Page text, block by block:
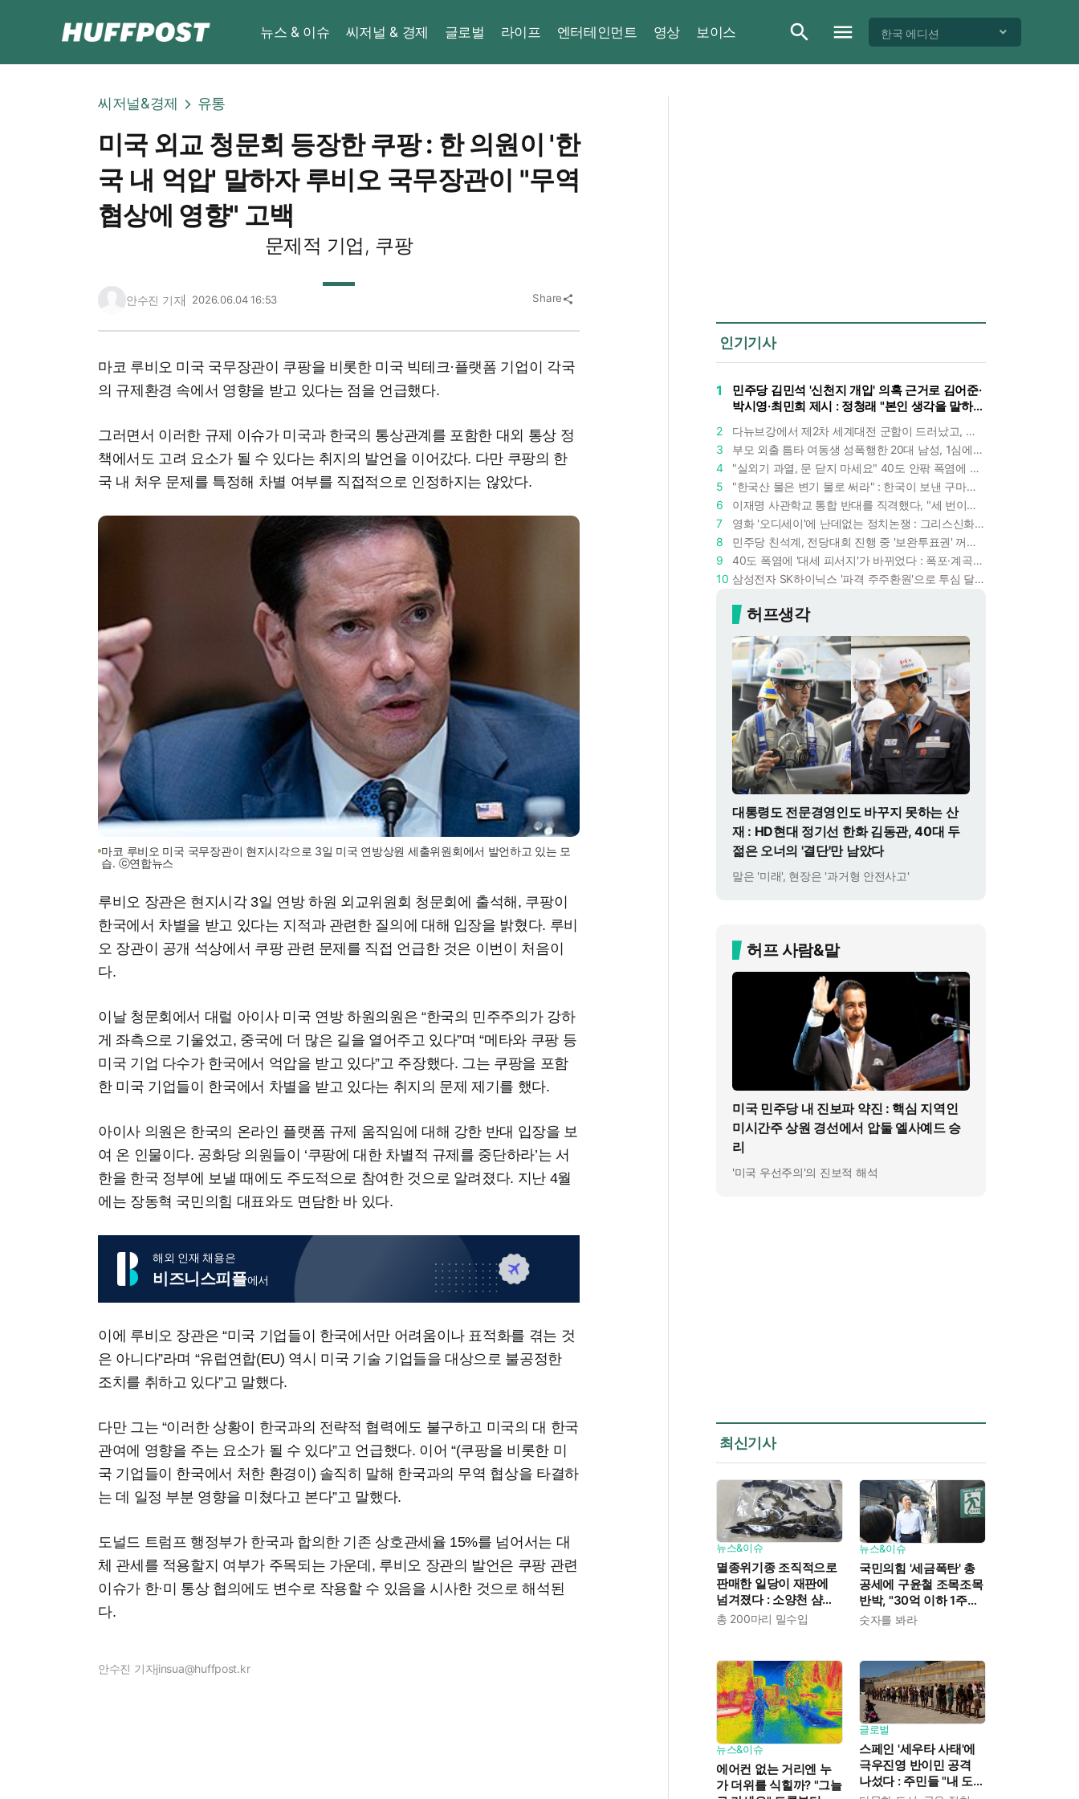
뉴스 & 이슈 씨저널 & 경제 글로벌 라이프 엔터테인먼트 영상 보이스 한국 에디션
씨저널&경제 유통
미국 외교 청문회 등장한 쿠팡 : 한 의원이 '한
국 내 억압' 말하자 루비오 국무장관이 "무역
협상에 영향" 고백
문제적 기업, 쿠팡
안수진 기자 2026.06.04 16:53 Share share
마코 루비오 미국 국무장관이 쿠팡을 비롯한 미국 빅테크·플랫폼 기업이 각국
의 규제환경 속에서 영향을 받고 있다는 점을 언급했다.
그러면서 이러한 규제 이슈가 미국과 한국의 통상관계를 포함한 대외 통상 정
책에서도 고려 요소가 될 수 있다는 취지의 발언을 이어갔다. 다만 쿠팡의 한
국 내 처우 문제를 특정해 차별 여부를 직접적으로 인정하지는 않았다.
마코 루비오 미국 국무장관이 현지시각으로 3일 미국 연방상원 세출위원회에서 발언하고 있는 모
습. ⓒ연합뉴스
루비오 장관은 현지시각 3일 연방 하원 외교위원회 청문회에 출석해, 쿠팡이
한국에서 차별을 받고 있다는 지적과 관련한 질의에 대해 입장을 밝혔다. 루비
오 장관이 공개 석상에서 쿠팡 관련 문제를 직접 언급한 것은 이번이 처음이
다.
이날 청문회에서 대럴 아이사 미국 연방 하원의원은 “한국의 민주주의가 강하
게 좌측으로 기울었고, 중국에 더 많은 길을 열어주고 있다”며 “메타와 쿠팡 등
미국 기업 다수가 한국에서 억압을 받고 있다”고 주장했다. 그는 쿠팡을 포함
한 미국 기업들이 한국에서 차별을 받고 있다는 취지의 문제 제기를 했다.
아이사 의원은 한국의 온라인 플랫폼 규제 움직임에 대해 강한 반대 입장을 보
여 온 인물이다. 공화당 의원들이 ‘쿠팡에 대한 차별적 규제를 중단하라’는 서
한을 한국 정부에 보낼 때에도 주도적으로 참여한 것으로 알려졌다. 지난 4월
에는 장동혁 국민의힘 대표와도 면담한 바 있다.
해외 인재 채용은
비즈니스피플에서
이에 루비오 장관은 “미국 기업들이 한국에서만 어려움이나 표적화를 겪는 것
은 아니다”라며 “유럽연합(EU) 역시 미국 기술 기업들을 대상으로 불공정한
조치를 취하고 있다”고 말했다.
다만 그는 “이러한 상황이 한국과의 전략적 협력에도 불구하고 미국의 대 한국
관여에 영향을 주는 요소가 될 수 있다”고 언급했다. 이어 “(쿠팡을 비롯한 미
국 기업들이 한국에서 처한 환경이) 솔직히 말해 한국과의 무역 협상을 타결하
는 데 일정 부분 영향을 미쳤다고 본다”고 말했다.
도널드 트럼프 행정부가 한국과 합의한 기존 상호관세율 15%를 넘어서는 대
체 관세를 적용할지 여부가 주목되는 가운데, 루비오 장관의 발언은 쿠팡 관련
이슈가 한·미 통상 협의에도 변수로 작용할 수 있음을 시사한 것으로 해석된
다.
안수진 기자jinsua@huffpost.kr
인기기사
1
민주당 김민석 '신천지 개입' 의혹 근거로 김어준·
박시영·최민희 제시 : 정청래 "본인 생각을 말하
2
다뉴브강에서 제2차 세계대전 군함이 드러났고, 포항 수돗물은 갑자기 짜졌다 : 폭염·가뭄이 만든 낯선 풍경
3
부모 외출 틈타 여동생 성폭행한 20대 남성, 1심에서 5년형 선고 : 친족 간 '암수범죄'의 심각성
4
"실외기 과열, 문 닫지 마세요" 40도 안팎 폭염에 쉼 없이 도는 에어컨 : 화재 위험 경고등!
5
"한국산 물은 변기 물로 써라" : 한국이 보낸 구마모토 지진 구호품에 한 일본인의 '어처구니 없는' 반응
6
이재명 사관학교 통합 반대를 직격했다, "세 번이나 군사 쿠데타 했는데 압도적 지위"
7
영화 '오디세이'에 난데없는 정치논쟁 : 그리스신화 공간에서 '트럼프 전쟁의 참혹함'이 보인다
8
민주당 친석계, 전당대회 진행 중 '보완투표권' 꺼냈다 : '사후 투표 허용' 무리수에 정청래 "투표 쿠데타"
9
40도 폭염에 '대세 피서지'가 바뀌었다 : 폭포·계곡보다 이곳으로 더 몰린다
10
삼성전자 SK하이닉스 '파격 주주환원'으로 투심 달래고 주가도 받칠까, 100조 넘는 추가 배당 재원에 쏠리는 눈
허프생각
대통령도 전문경영인도 바꾸지 못하는 산
재 : HD현대 정기선 한화 김동관, 40대 두
젊은 오너의 '결단'만 남았다
말은 '미래', 현장은 '과거형 안전사고'
허프 사람&말
미국 민주당 내 진보파 약진 : 핵심 지역인
미시간주 상원 경선에서 압둘 엘사예드 승
리
'미국 우선주의'의 진보적 해석
최신기사
뉴스&이슈
멸종위기종 조직적으로
판매한 일당이 재판에
넘겨졌다 : 소양천 샴악
어, 양주 아파트 뱀 출몰
총 200마리 밀수입
뉴스&이슈
국민의힘 '세금폭탄' 총
공세에 구윤철 조목조목
반박, "30억 이하 1주택
자 99%는 세부담 줄어
숫자를 봐라
뉴스&이슈
에어컨 없는 거리엔 누
가 더위를 식힐까? "그늘
글로벌
스페인 '세우타 사태'에
극우진영 반이민 공격
나섰다 : 주민들 "내 도시